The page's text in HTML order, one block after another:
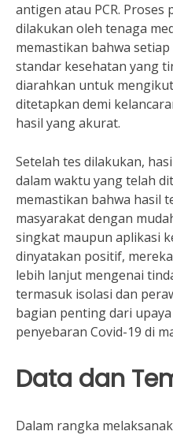
antigen atau PCR. Proses
dilakukan oleh tenaga
memastikan bahwa
standar kesehatan yang
diarahkan untuk
ditetapkan demi
hasil yang akurat.
Setelah tes dilakukan,
dalam waktu yang telah
memastikan bahwa hasil
masyarakat dengan
singkat maupun aplikasi
dinyatakan positif,
lebih lanjut mengenai
termasuk isolasi dan
bagian penting dari
penyebaran Covid-19 di
Data dan
Dalam rangka